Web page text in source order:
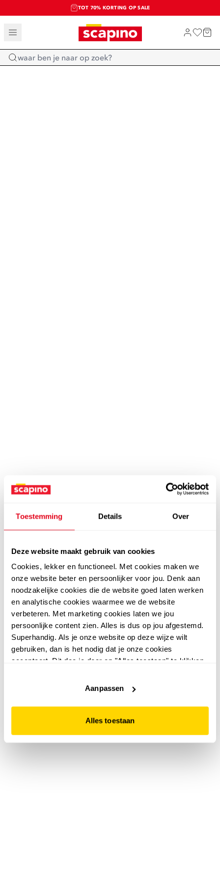
Toestemming Details Over
Deze website maakt gebruik van cookies
Cookies, lekker en functioneel. Met cookies maken we
onze website beter en persoonlijker voor jou. Denk aan
noodzakelijke cookies die de website goed laten werken
en analytische cookies waarmee we de website
verbeteren. Met marketing cookies laten we jou
persoonlijke content zien. Alles is dus op jou afgestemd.
Superhandig. Als je onze website op deze wijze wilt
gebruiken, dan is het nodig dat je onze cookies
accepteert. Dit doe je door op "Alles toestaan" te klikken.
website niet optimaal functioneert.
Aanpassen
Alles toestaan
TOT 70% KORTING OP SALE
SALE: LAATSTE KANS!
SHOP NIEUW
Home